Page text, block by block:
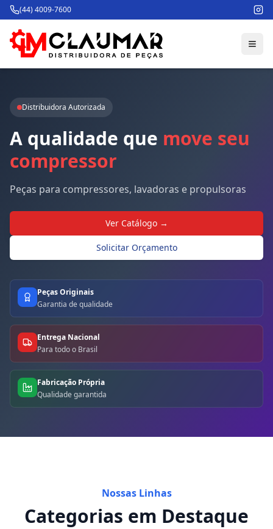
(44) 4009-7600
Distribuidora Autorizada
A qualidade que move seu
compressor
Peças para compressores, lavadoras e propulsoras
Ver Catálogo →
Solicitar Orçamento
Peças Originais
Garantia de qualidade
Entrega Nacional
Para todo o Brasil
Fabricação Própria
Qualidade garantida
Nossas Linhas
Categorias em Destaque